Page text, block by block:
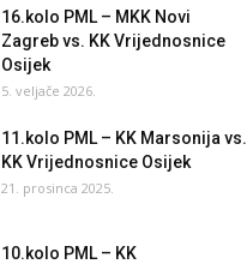
16.kolo PML – MKK Novi
Zagreb vs. KK Vrijednosnice
Osijek
5. veljače 2026.
11.kolo PML – KK Marsonija vs.
KK Vrijednosnice Osijek
21. prosinca 2025.
10.kolo PML – KK